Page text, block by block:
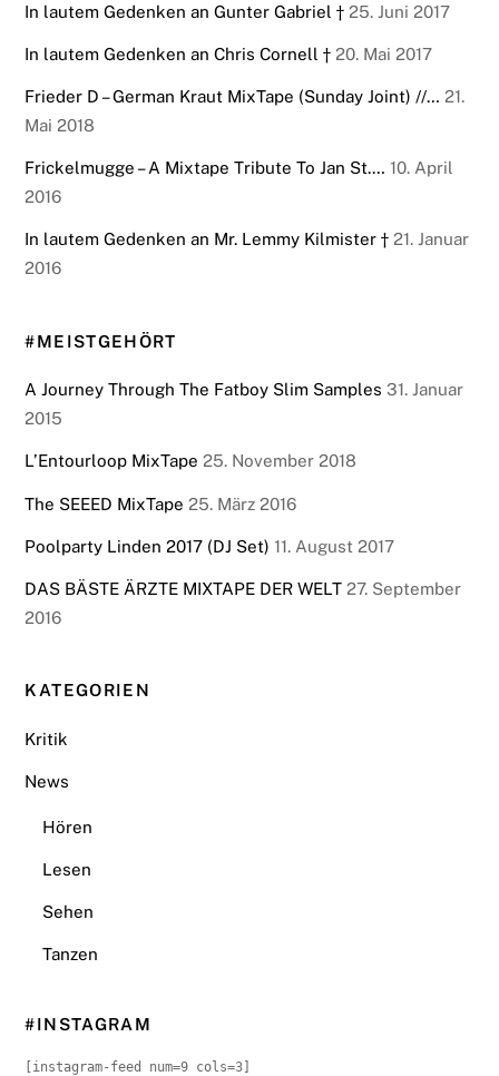
In lautem Gedenken an Gunter Gabriel † 25. Juni 2017
In lautem Gedenken an Chris Cornell † 20. Mai 2017
Frieder D – German Kraut MixTape (Sunday Joint) //… 21.
Mai 2018
Frickelmugge – A Mixtape Tribute To Jan St.… 10. April
2016
In lautem Gedenken an Mr. Lemmy Kilmister † 21. Januar
2016
#MEISTGEHÖRT
A Journey Through The Fatboy Slim Samples 31. Januar
2015
L’Entourloop MixTape 25. November 2018
The SEEED MixTape 25. März 2016
Poolparty Linden 2017 (DJ Set) 11. August 2017
DAS BÄSTE ÄRZTE MIXTAPE DER WELT 27. September
2016
KATEGORIEN
Kritik
News
Hören
Lesen
Sehen
Tanzen
#INSTAGRAM
[instagram-feed num=9 cols=3]